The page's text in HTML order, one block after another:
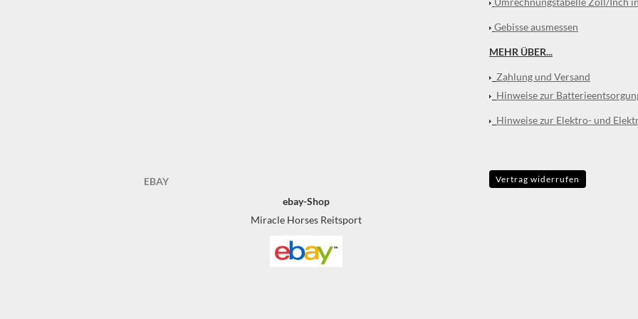
Gebisse ausmessen
MEHR ÜBER...
Zahlung und Versand
Hinweise zur
Hinweise zur Elektro- und
EBAY
ebay-Shop
Miracle Horses Reitsport
Vertrag widerrufen